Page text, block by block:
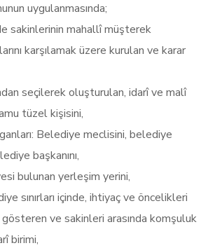
uygulanmasında;
sakinlerinin mahallî müşterek
karşılamak üzere kurulan ve karar
seçilerek oluşturulan, idarî ve malî
tüzel kişisini,
Belediye meclisini, belediye
başkanını,
bulunan yerleşim yerini,
sınırları içinde, ihtiyaç ve öncelikleri
ve sakinleri arasında komşuluk
birimi,